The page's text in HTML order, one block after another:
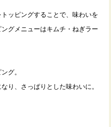
ッピングすることで、味わいを
グメニューはキムチ・ねぎラー
グ。
り、さっぱりとした味わいに。